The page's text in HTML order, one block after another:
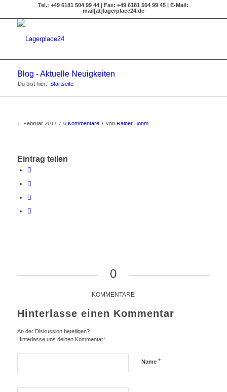
Tel.: +49 6181 504 99 44 | Fax: +49 6181 504 99 45 | E-Mail:
mail[at]lagerplace24.de
Blog - Aktuelle Neuigkeiten
Du bist hier: Startseite
1. Februar 2017 / 0 Kommentare / von Rainer Böhm
Eintrag teilen
0
KOMMENTARE
Hinterlasse einen Kommentar
An der Diskussion beteiligen?
Hinterlasse uns deinen Kommentar!
Name *